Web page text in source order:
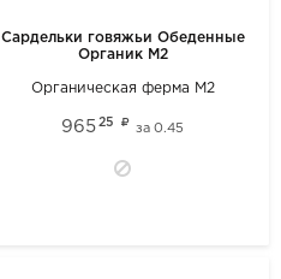
Сардельки говяжьи Обеденные
Органик М2
Органическая ферма М2
965 25 за0.45